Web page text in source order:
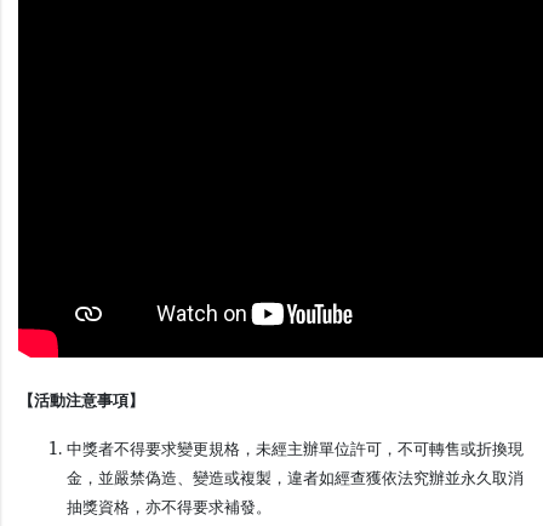
【活動注意事項】
中獎者不得要求變更規格，未經主辦單位許可，不可轉售或折換現
金，並嚴禁偽造、變造或複製，違者如經查獲依法究辦並永久取消
抽獎資格，亦不得要求補發。